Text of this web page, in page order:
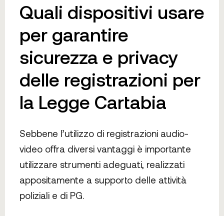
Quali dispositivi usare
per garantire
sicurezza e privacy
delle registrazioni per
la Legge Cartabia
Sebbene l’utilizzo di registrazioni audio-
video offra diversi vantaggi è importante
utilizzare strumenti adeguati, realizzati
appositamente a supporto delle attività
poliziali e di PG.